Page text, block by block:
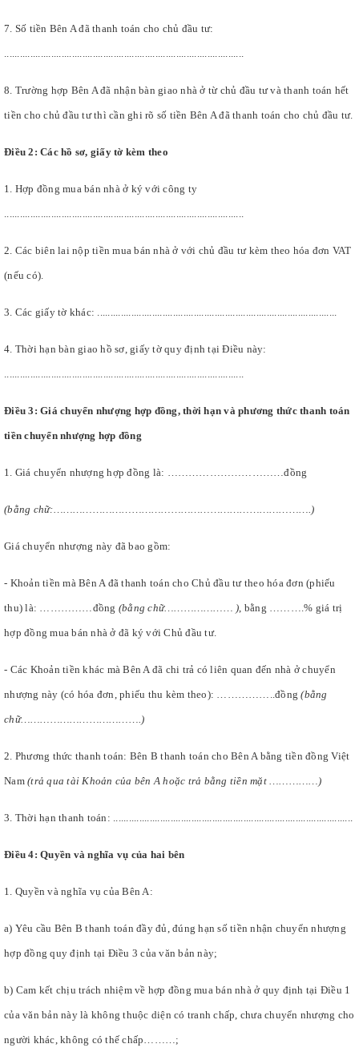
7. Số tiền Bên A đã thanh toán cho chủ đầu tư:
8. Trường hợp Bên A đã nhận bàn giao nhà ở từ chủ đầu tư và thanh toán hết
tiền cho chủ đầu tư thì cần ghi rõ số tiền Bên A đã thanh toán cho chủ đầu tư.
Điều 2: Các hồ sơ, giấy tờ kèm theo
1. Hợp đồng mua bán nhà ở ký với công ty
2. Các biên lai nộp tiền mua bán nhà ở với chủ đầu tư kèm theo hóa đơn VAT
(nếu có).
3. Các giấy tờ khác: ............................................................................................
4. Thời hạn bàn giao hồ sơ, giấy tờ quy định tại Điều này:
Điều 3: Giá chuyển nhượng hợp đồng, thời hạn và phương thức thanh toán
tiền chuyển nhượng hợp đồng
1. Giá chuyển nhượng hợp đồng là: ……………………………đồng
(bằng chữ:…………………………………………………………………….)
Giá chuyển nhượng này đã bao gồm:
- Khoản tiền mà Bên A đã thanh toán cho Chủ đầu tư theo hóa đơn (phiếu
thu) là: ……………đồng (bằng chữ………………… ) , bằng ……….% giá trị
hợp đồng mua bán nhà ở đã ký với Chủ đầu tư.
- Các Khoản tiền khác mà Bên A đã chi trả có liên quan đến nhà ở chuyển
nhượng này (có hóa đơn, phiếu thu kèm theo): ……………..đồng(bằng
chữ……………………………….)
2. Phương thức thanh toán: Bên B thanh toán cho Bên A bằng tiền đồng Việt
Nam (trả qua tài Khoản của bên A hoặc trả bằng tiền mặt ……………)
3. Thời hạn thanh toán: ............................................................................................
Điều 4: Quyền và nghĩa vụ của hai bên
1. Quyền và nghĩa vụ của Bên A:
a) Yêu cầu Bên B thanh toán đầy đủ, đúng hạn số tiền nhận chuyển nhượng
hợp đồng quy định tại Điều 3 của văn bản này;
b) Cam kết chịu trách nhiệm về hợp đồng mua bán nhà ở quy định tại Điều 1
của văn bản này là không thuộc diện có tranh chấp, chưa chuyển nhượng cho
người khác, không có thế chấp………;